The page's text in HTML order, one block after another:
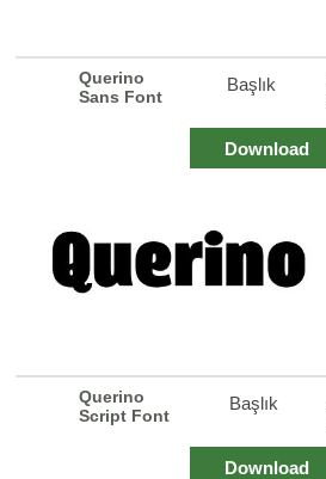
Querino
Sans Font
Başlık
Download
Querino
Script Font
Başlık
Download